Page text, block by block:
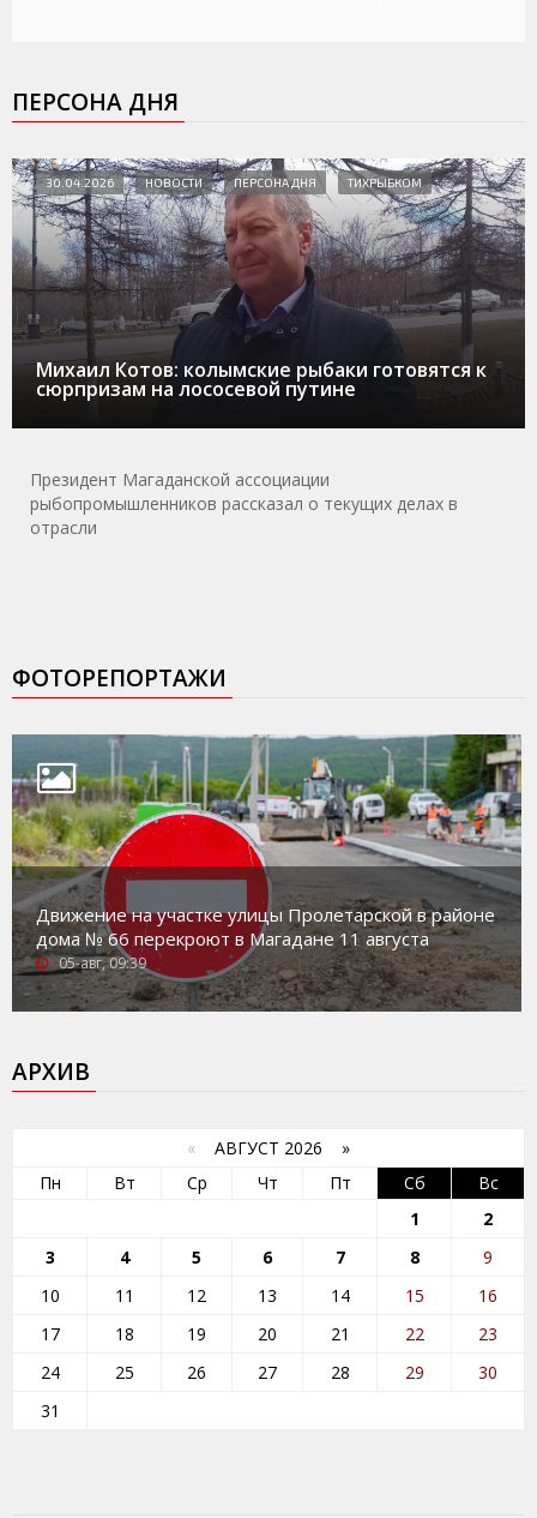
ПЕРСОНА ДНЯ
Михаил Котов: колымские рыбаки готовятся к
сюрпризам на лососевой путине
30.04.2026 НОВОСТИ ПЕРСОНА ДНЯ ТИХРЫБКОМ
Президент Магаданской ассоциации
рыбопромышленников рассказал о текущих делах в
отрасли
ФОТОРЕПОРТАЖИ
Движение на участке улицы Пролетарской в районе
дома № 66 перекроют в Магадане 11 августа
05-авг, 09:39
АРХИВ
« АВГУСТ 2026 »
Пн
Вт Ср Чт Пт Сб
Вс
1
2
3
4 5 6 7 8
9
10
11 12 13 14 15
16
17
18 19 20 21 22
23
24
25 26 27 28 29
30
31